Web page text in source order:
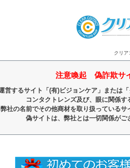
クリア
注意喚起 偽詐欺サ
営するサイト「(有)ビジョンケア」または
コンタクトレンズ及び、眼に関係す
弊社の名前でその他商材を取り扱っている
偽サイトは、弊社とは一切関係がご